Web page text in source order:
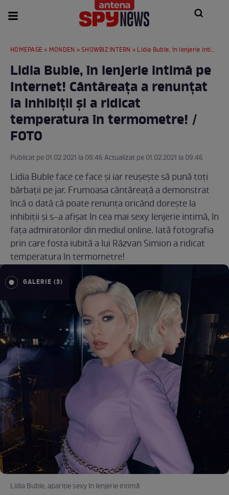
HOMEPAGE » MONDEN »SHOWBIZ INTERN » Lidia Buble, în lenjerie intimă pe Internet! Cântăreața a renunțat la inhibiții și a ridicat temperatura în termometre! / FOTO
Lidia Buble, în lenjerie intimă pe
Internet! Cântăreața a renunțat
la inhibiții și a ridicat
temperatura în termometre! /
FOTO
Publicat pe 01.02.2021 la 09:46 Actualizat pe 01.02.2021 la 09:46
Lidia Buble face ce face și iar reușește să pună toți
bărbații pe jar. Frumoasa cântăreață a demonstrat
încă o dată că poate renunța oricând dorește la
inhibiții și s-a afișat în cea mai sexy lenjerie intimă, în
fața admiratorilor din mediul online. Iată fotografia
prin care fosta iubită a lui Răzvan Simion a ridicat
temperatura în termometre!
GALERIE (3)
Lidia Buble, apariție sexy în lenjerie intimă